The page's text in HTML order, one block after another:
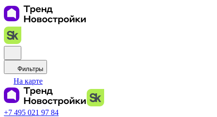
Фильтры
На карте
+7 495 021 97 84